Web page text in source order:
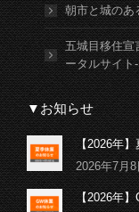
朝市と城のあ
五城目移住宣
ータルサイト-
▼お知らせ
【2026年
2026年7月8
【2026年